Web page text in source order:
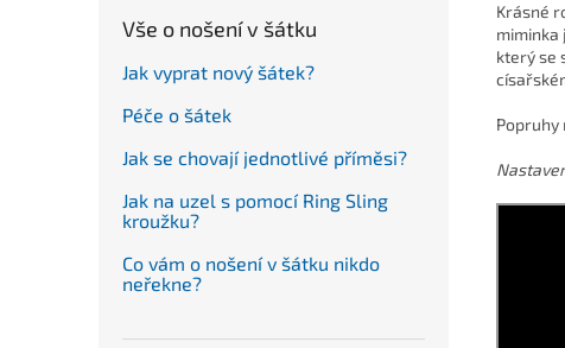
Vše o nošení v šátku
Jak vyprat nový šátek?
Péče o šátek
Jak se chovají jednotlivé příměsi?
Jak na uzel s pomocí Ring Sling
kroužku?
Co vám o nošení v šátku nikdo
neřekne?
Krásné
miminka
který se
Popruhy